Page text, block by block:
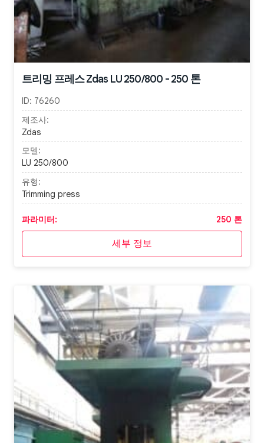
트리밍 프레스 Zdas LU 250/800 - 250 톤
ID: 76260
제조사:
Zdas
모델:
LU 250/800
유형:
Trimming press
파라미터: 250 톤
세부 정보